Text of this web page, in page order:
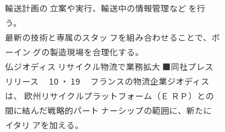
輸送計画の 立案や実行、輸送中の情報管理など を行
う。
最新の技術と専属のスタッ フを組み合わせることで、ボ
ーイン グの製造現場を合理化する。
仏ジオディス リサイクル物流で業務拡大 ■同社プレス
リリース 10 ・ 19 フランスの物流企業ジオディス
は、 欧州リサイクルプラットフォーム（Ｅ ＲＰ）との
間に結んだ戦略的パート ナーシップの範囲に、新たに
イタリ アを加える。